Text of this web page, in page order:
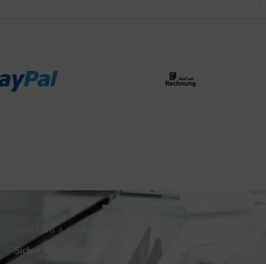
ZAHLUNG & FINANZIERUNG
Sicher & flexibel bezahlen